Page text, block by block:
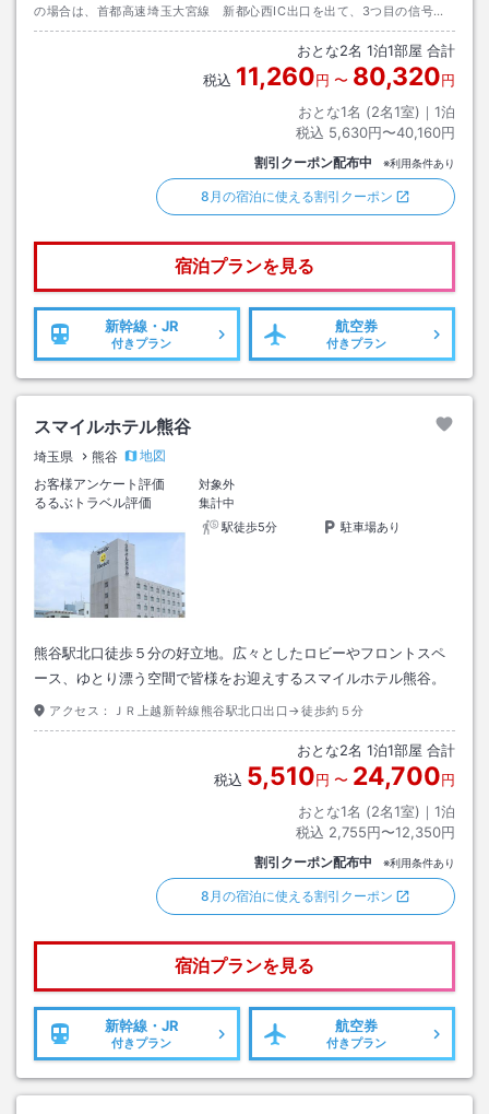
の場合は、首都高速埼玉大宮線 新都心西IC出口を出て、3つ目の信号を
大宮駅方面へ約3分。駐車場は数に限りがあります。要事前予約
おとな2名 1泊1部屋 合計
税込 11,260円 〜 80,320円
おとな1名 (2名1室)｜ 1泊
税込 5,630円〜40,160円
割引クーポン配布中 ※利用条件あり
8月の宿泊に使える割引クーポン
宿泊プランを見る
新幹線・JR
付きプラン
航空券
付きプラン
スマイルホテル熊谷
埼玉県 熊谷
地図
お客様アンケート評価
対象外
るるぶトラベル評価
集計中
駅徒歩5分
駐車場あり
熊谷駅北口徒歩５分の好立地。広々としたロビーやフロントスペ
ース、ゆとり漂う空間で皆様をお迎えするスマイルホテル熊谷。
アクセス： ＪＲ上越新幹線熊谷駅北口出口→徒歩約５分
おとな2名 1泊1部屋 合計
税込 5,510円 〜 24,700円
おとな1名 (2名1室)｜ 1泊
税込 2,755円〜12,350円
割引クーポン配布中 ※利用条件あり
8月の宿泊に使える割引クーポン
宿泊プランを見る
新幹線・JR
付きプラン
航空券
付きプラン